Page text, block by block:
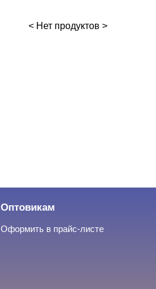
< Нет продуктов >
Оптовикам
Оформить в прайс-листе